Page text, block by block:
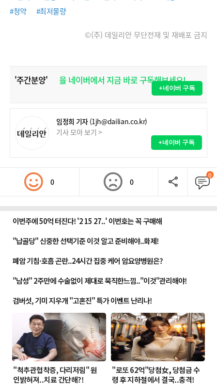
#청약
#최저물량
©(주) 데일리안 무단전재 및 재배포 금지
'주간분양' 을 네이버에서 지금 바로 구독해보세요!
+네이버 구독
임정희 기자 (1jh@dailian.co.kr)
기사 모아 보기 >
+네이버 구독
0 0
0